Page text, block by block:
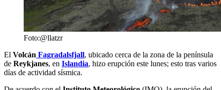
Foto:@llatzr
El Volcán Fagradalsfjall, ubicado cerca de la zona de la península
de Reykjanes, en Islandia, hizo erupción este lunes; esto tras varios
días de actividad sísmica.